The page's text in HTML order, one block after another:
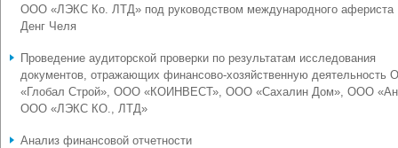
ООО «ЛЭКС Ко. ЛТД» под руководством международного
Денг Челя
Проведение аудиторской проверки по результатам исследования
документов, отражающих финансово-хозяйственную деятельность
«Глобал Строй», ООО «КОИНВЕСТ», ООО «Сахалин Дом», ООО
ООО «ЛЭКС КО., ЛТД»
Анализ финансовой отчетности